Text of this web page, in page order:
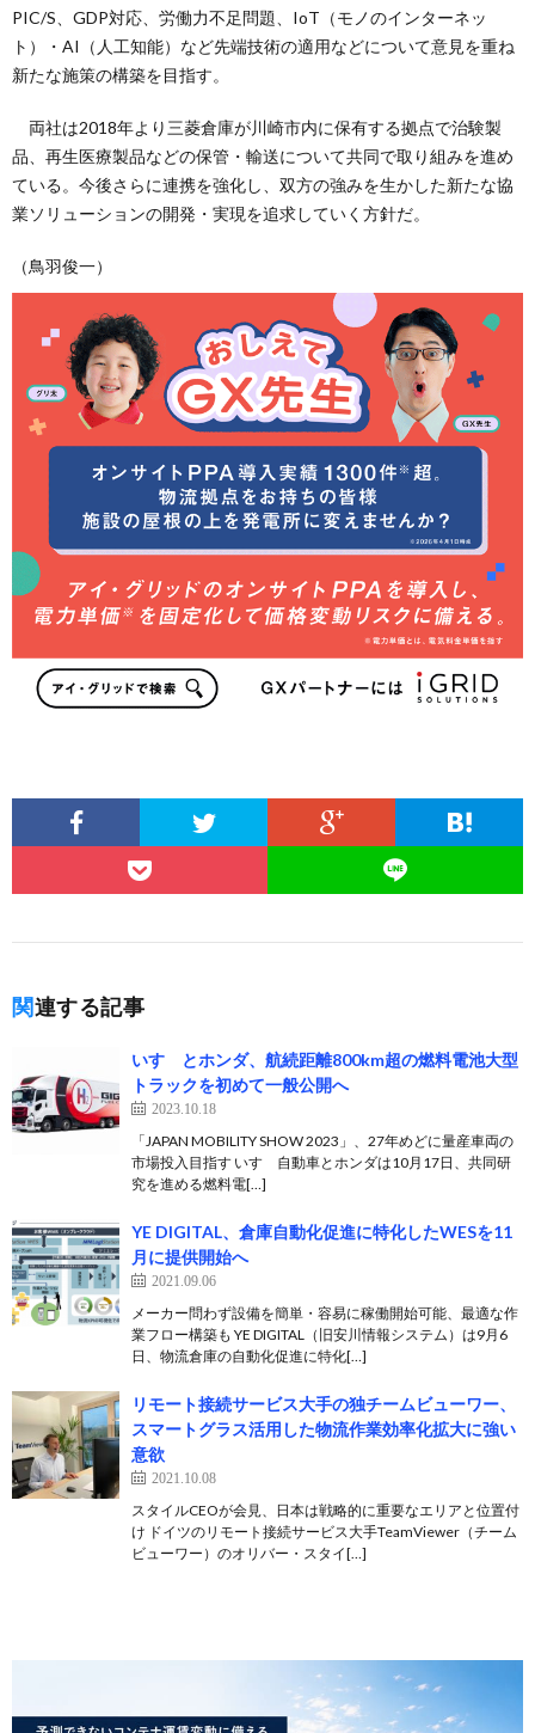
PIC/S、GDP対応、労働力不足問題、IoT（モノのインターネッ
ト）・AI（人工知能）など先端技術の適用などについて意見を重ね
新たな施策の構築を目指す。
両社は2018年より三菱倉庫が川崎市内に保有する拠点で治験製
品、再生医療製品などの保管・輸送について共同で取り組みを進め
ている。今後さらに連携を強化し、双方の強みを生かした新たな協
業ソリューションの開発・実現を追求していく方針だ。
（鳥羽俊一）
関連する記事
いすゞとホンダ、航続距離800km超の燃料電池大型
トラックを初めて一般公開へ
2023.10.18
「JAPAN MOBILITY SHOW 2023」、27年めどに量産車両の
市場投入目指す いすゞ自動車とホンダは10月17日、共同研
究を進める燃料電[…]
YE DIGITAL、倉庫自動化促進に特化したWESを11
月に提供開始へ
2021.09.06
メーカー問わず設備を簡単・容易に稼働開始可能、最適な作
業フロー構築も YE DIGITAL（旧安川情報システム）は9月6
日、物流倉庫の自動化促進に特化[…]
リモート接続サービス大手の独チームビューワー、
スマートグラス活用した物流作業効率化拡大に強い
意欲
2021.10.08
スタイルCEOが会見、日本は戦略的に重要なエリアと位置付
け ドイツのリモート接続サービス大手TeamViewer（チーム
ビューワー）のオリバー・スタイ[…]